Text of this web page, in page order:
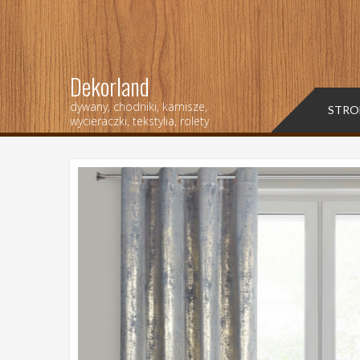
Dekorland
dywany, chodniki, karnisze,
wycieraczki, tekstylia, rolety